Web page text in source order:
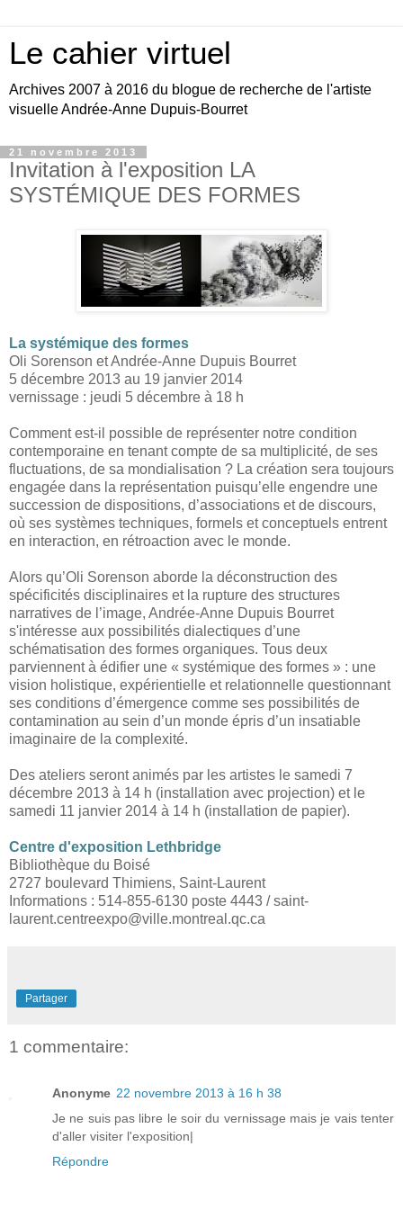
Le cahier virtuel
Archives 2007 à 2016 du blogue de recherche de l'artiste
visuelle Andrée-Anne Dupuis-Bourret
21 novembre 2013
Invitation à l'exposition LA
SYSTÉMIQUE DES FORMES
La systémique des formes
Oli Sorenson et Andrée-Anne Dupuis Bourret
5 décembre 2013 au 19 janvier 2014
vernissage : jeudi 5 décembre à 18 h
Comment est-il possible de représenter notre condition
contemporaine en tenant compte de sa multiplicité, de ses
fluctuations, de sa mondialisation ? La création sera toujours
engagée dans la représentation puisqu’elle engendre une
succession de dispositions, d’associations et de discours,
où ses systèmes techniques, formels et conceptuels entrent
en interaction, en rétroaction avec le monde.
Alors qu’Oli Sorenson aborde la déconstruction des
spécificités disciplinaires et la rupture des structures
narratives de l’image, Andrée-Anne Dupuis Bourret
s'intéresse aux possibilités dialectiques d’une
schématisation des formes organiques. Tous deux
parviennent à édifier une « systémique des formes » : une
vision holistique, expérientielle et relationnelle questionnant
ses conditions d’émergence comme ses possibilités de
contamination au sein d’un monde épris d’un insatiable
imaginaire de la complexité.
Des ateliers seront animés par les artistes le samedi 7
décembre 2013 à 14 h (installation avec projection) et le
samedi 11 janvier 2014 à 14 h (installation de papier).
Centre d'exposition Lethbridge
Bibliothèque du Boisé
2727 boulevard Thimiens, Saint-Laurent
Informations : 514-855-6130 poste 4443 / saint-
laurent.centreexpo@ville.montreal.qc.ca
Partager
1 commentaire:
Anonyme 22 novembre 2013 à 16 h 38
Je ne suis pas libre le soir du vernissage mais je vais tenter
d'aller visiter l'exposition|
Répondre